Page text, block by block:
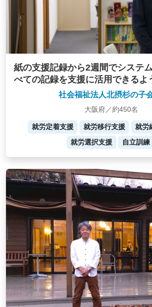
紙の支援記録から2週間でシステ
べての記録を支援に活用できるよ
社会福祉法人北摂杉の子
大阪府／約450名
就労定着支援 就労移行支援
就労
就労選択支援
自立訓練